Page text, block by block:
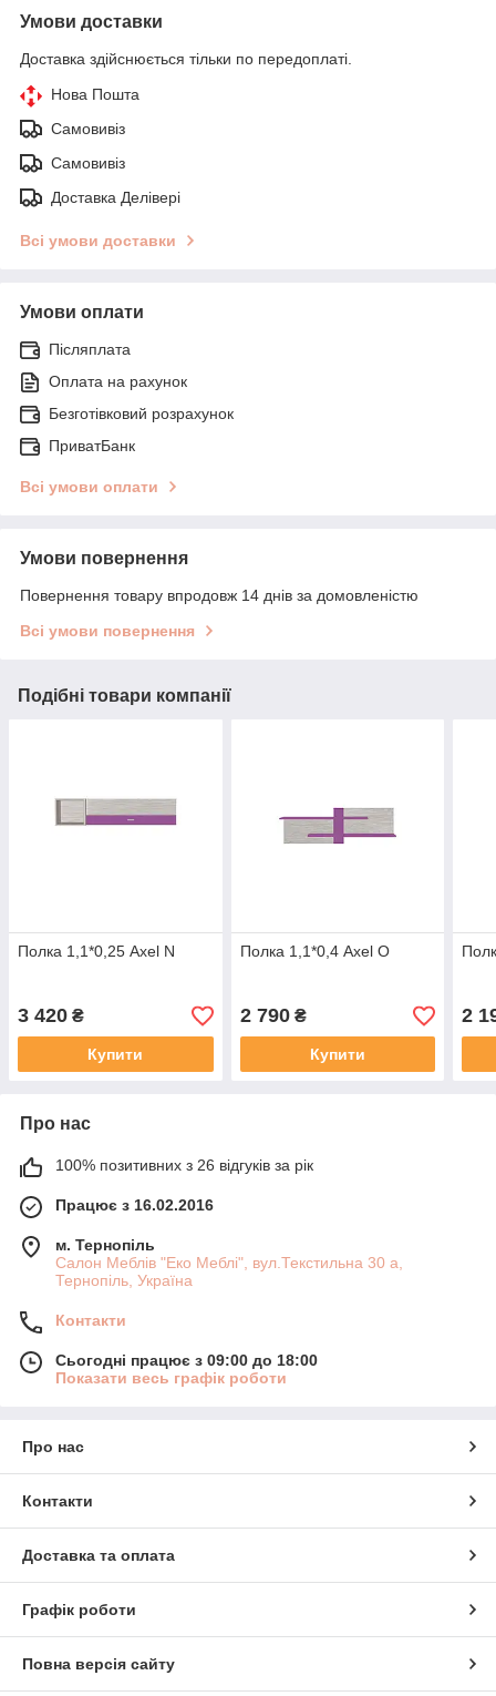
Умови доставки
Доставка здійснюється тільки по передоплаті.
Нова Пошта
Самовивіз
Самовивіз
Доставка Делівері
Всі умови доставки
Умови оплати
Післяплата
Оплата на рахунок
Безготівковий розрахунок
ПриватБанк
Всі умови оплати
Умови повернення
Повернення товару впродовж 14 днів за домовленістю
Всі умови повернення
Подібні товари компанії
Полка 1,1*0,25 Axel N
3 420 ₴
Купити
Полка 1,1*0,4 Axel O
2 790₴
Купити
2
Про нас
100% позитивних з 26 відгуків за рік
Працює з 16.02.2016
м. Тернопіль
Салон Меблів "Еко Меблі", вул.Текстильна 30 а,
Тернопіль, Україна
Контакти
Сьогодні працює з 09:00 до 18:00
Показати весь графік роботи
Про нас
Контакти
Доставка та оплата
Графік роботи
Повна версія сайту